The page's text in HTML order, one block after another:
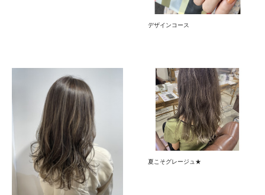
デザインコース
夏こそグレージュ★